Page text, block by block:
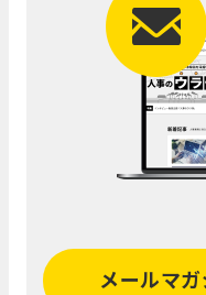
メールマ